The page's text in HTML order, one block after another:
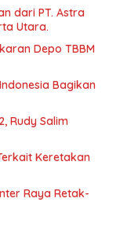
dari PT. Astra
Utara.
Depo TBBM
Bagikan
Rudy Salim
Keretakan